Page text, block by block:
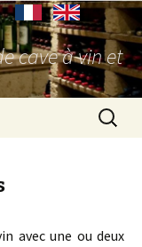
cave à vin et
avec une ou deux